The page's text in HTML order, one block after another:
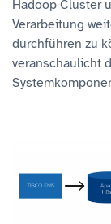
Hadoop Cluster
Verarbeitung
durchführen zu
veranschaulicht